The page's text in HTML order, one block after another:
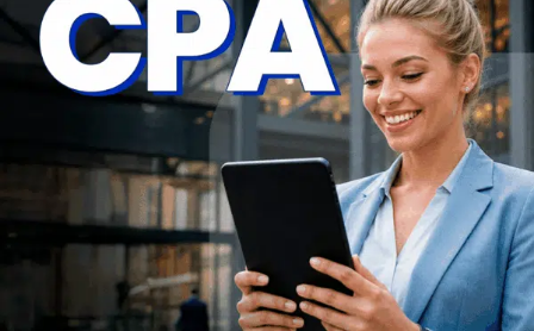
Navegação
Sobre nós
Para empresas
MINHA CONTA